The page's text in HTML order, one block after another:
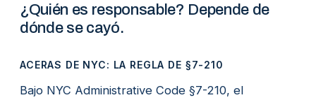
¿Quién es responsable? Depende de
dónde se cayó.
ACERAS DE NYC: LA REGLA DE §7-210
Bajo NYC Administrative Code §7-210, el